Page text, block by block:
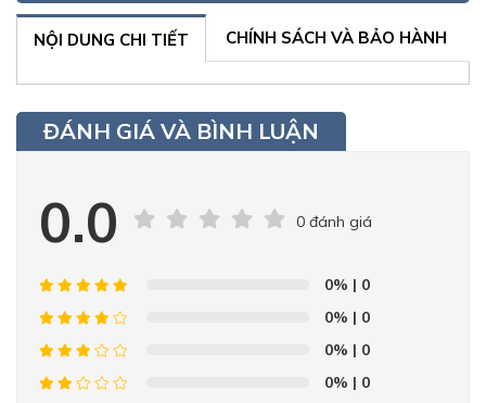
NỘI DUNG CHI TIẾT CHÍNH SÁCH VÀ BẢO HÀNH
ĐÁNH GIÁ VÀ BÌNH LUẬN
0.0 0 đánh giá
0% | 0
0% | 0
0% | 0
0% | 0